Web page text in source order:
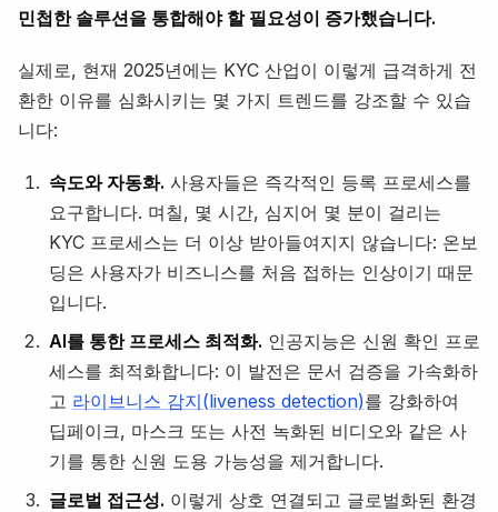
민첩한 솔루션을 통합해야 할 필요성이 증가했습니다.
실제로, 현재 2025년에는 KYC 산업이 이렇게 급격하게 전
환한 이유를 심화시키는 몇 가지 트렌드를 강조할 수 있습
니다:
속도와 자동화. 사용자들은 즉각적인 등록 프로세스를
요구합니다. 며칠, 몇 시간, 심지어 몇 분이 걸리는
KYC 프로세스는 더 이상 받아들여지지 않습니다: 온보
딩은 사용자가 비즈니스를 처음 접하는 인상이기 때문
입니다.
AI를 통한 프로세스 최적화. 인공지능은 신원 확인 프로
세스를 최적화합니다: 이 발전은 문서 검증을 가속화하
고 라이브니스 감지(liveness detection)를 강화하여
딥페이크, 마스크 또는 사전 녹화된 비디오와 같은 사
기를 통한 신원 도용 가능성을 제거합니다.
글로벌 접근성. 이렇게 상호 연결되고 글로벌화된 환경